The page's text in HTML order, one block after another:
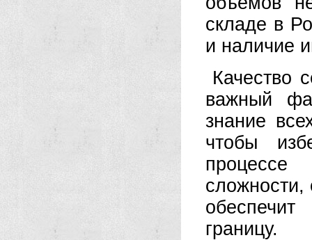
складе в
и наличие
Качество
важный
знание
чтобы
процессе
границу.